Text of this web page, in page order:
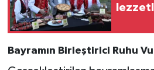
Bayramın Birleştirici Ruhu